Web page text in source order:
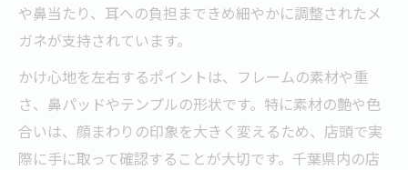
や鼻当たり、耳への負担まできめ細やかに調整されたメ
ガネが支持されています。
かけ心地を左右するポイントは、フレームの素材や重
さ、鼻パッドやテンプルの形状です。特に素材の艶や色
合いは、顔まわりの印象を大きく変えるため、店頭で実
際に手に取って確認することが大切です。千葉県内の店